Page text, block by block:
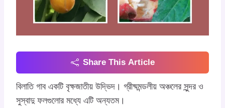
Share This Article
বিলাতি গাব একটি বৃক্ষজাতীয় উদ্ভিদ। গ্রীষ্মমন্ডলীয় অঞ্চলের সুন্দর ও
সুস্বাদু ফলগুলোর মধ্যে এটি অন্যতম।